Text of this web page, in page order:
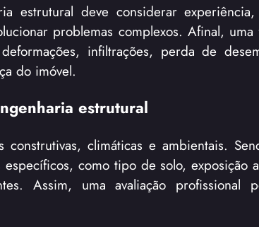
estrutural deve considerar experiência,
problemas complexos. Afinal, uma
infiltrações, perda de
do imóvel.
estrutural
climáticas e ambientais.
como tipo de solo, exposição
Assim, uma avaliação profissional